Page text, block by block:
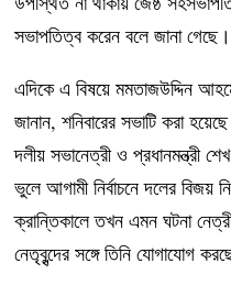
সভাপতিত্ব করেন বলে জানা গেছে।
এদিকে এ বিষয়ে মমতাজউদ্দিন
জানান, শনিবারের সভাটি করা
দলীয় সভানেত্রী ও প্রধানমন্ত্রী
ভুলে আগামী নির্বাচনে দলের বিজয়
ক্রান্তিকালে তখন এমন ঘটনা
নেতৃবৃন্দের সঙ্গে তিনি যোগাযোগ